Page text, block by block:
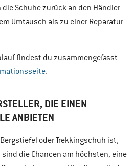
Schuhe zurück an den Händler
Umtausch als zu einer Reparatur
findest du zusammengefasst
.
DIE EINEN
ANBIETEN
oder Trekkingschuh ist,
die Chancen am höchsten, eine